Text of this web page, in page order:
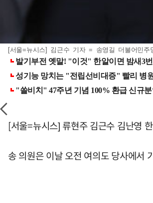
[서울=뉴시스] 김근수 기자 = 송영길 더불어민
[서울=뉴시스] 류현주 김근수 김난영
송 의원은 이날 오전 여의도 당사에서